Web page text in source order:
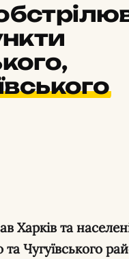
Харків та
Чугуївського